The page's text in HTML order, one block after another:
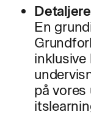
En
på